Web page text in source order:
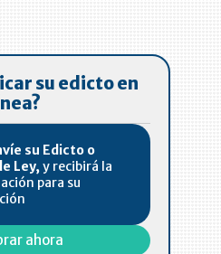
su edicto en
su Edicto o
Ley, y recibirá la
para su
ahora